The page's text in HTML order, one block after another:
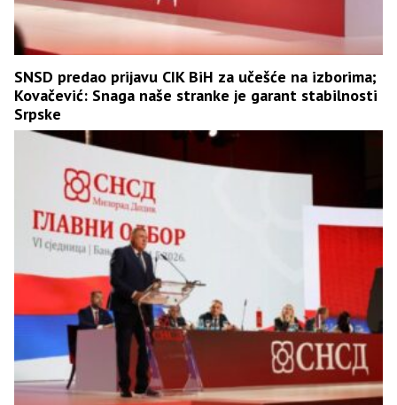
SNSD predao prijavu CIK BiH za učešće na izborima;
Kovačević: Snaga naše stranke je garant stabilnosti
Srpske